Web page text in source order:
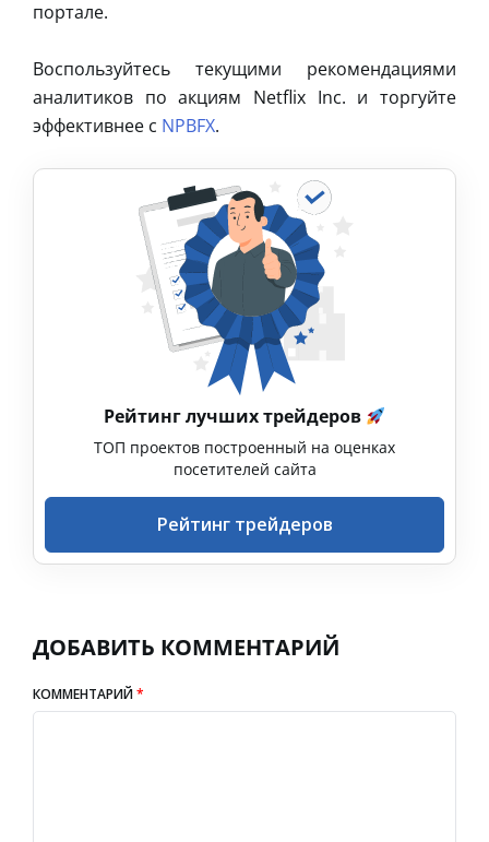
портале.
Воспользуйтесь текущими рекомендациями
аналитиков по акциям Netflix Inc. и торгуйте
эффективнее с NPBFX.
Рейтинг лучших трейдеров
ТОП проектов построенный на оценках
посетителей сайта
Рейтинг трейдеров
ДОБАВИТЬ КОММЕНТАРИЙ
КОММЕНТАРИЙ*